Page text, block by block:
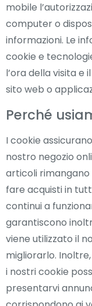
mobile
computer o
informazioni. Le
cookie e
l’ora della visita e
sito web o
Perché
I cookie
nostro negozio
articoli
fare acquisti in
continui a
garantiscono
viene utilizzato il
migliorarlo.
i nostri cookie
presentarvi